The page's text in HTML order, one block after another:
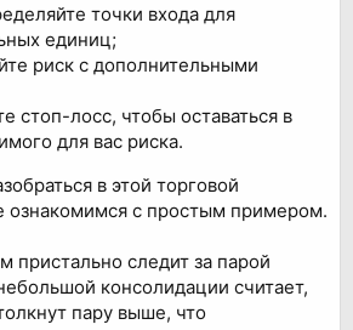
точки входа для
единиц;
риск с дополнительными
стоп-лосс, чтобы оставаться в
для вас риска.
в этой торговой
ознакомимся с простым примером.
пристально следит за парой
консолидации считает,
пару выше, что